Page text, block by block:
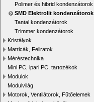
Polimer és hibrid kondenzátorok
SMD Elektrolit kondenzátorok
Tantal kondenzátorok
Trimmer kondenzátorok
Kristályok
Matricák, Feliratok
Méréstechnika
Mini PC, ipari PC, tartozékok
Modulok
Modulvilág
Motorok, Ventilátorok, Fűtőelemek